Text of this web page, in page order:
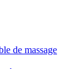
de massage